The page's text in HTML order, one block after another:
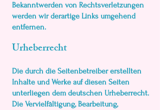
Bekanntwerden von Rechtsverletzungen
werden wir derartige Links umgehend
entfernen.
Urheberrecht
Die durch die Seitenbetreiber erstellten
Inhalte und Werke auf diesen Seiten
unterliegen dem deutschen Urheberrecht.
Die Vervielfältigung, Bearbeitung,